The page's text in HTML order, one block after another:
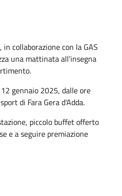
collaborazione con la GAS
una mattinata all'insegna
gennaio 2025, dalle ore
di Fara Gera d'Adda.
piccolo buffet offerto
e a seguire premiazione